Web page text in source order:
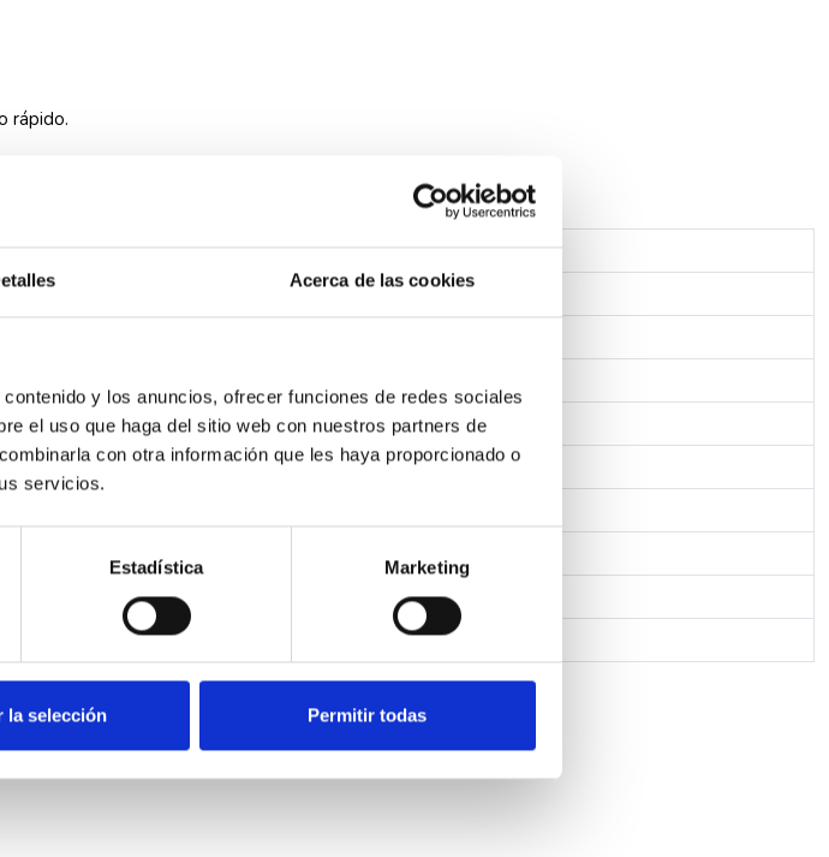
Acerca de las cookies
y los anuncios, ofrecer funciones de redes sociales
el uso que haga del sitio web con nuestros partners de
con otra información que les haya proporcionado o
servicios.
Estadística Marketing
la selección Permitir todas
rápido.
libre de halógenos y embellecedor termoplástico
+ IEC 60884-1 Ed 3.2